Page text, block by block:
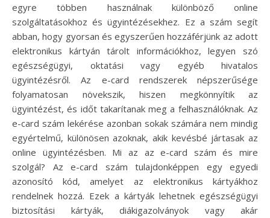
egyre többen használnak különböző online
szolgáltatásokhoz és ügyintézésekhez. Ez a szám segít
abban, hogy gyorsan és egyszerűen hozzáférjünk az adott
elektronikus kártyán tárolt információkhoz, legyen szó
egészségügyi, oktatási vagy egyéb hivatalos
ügyintézésről. Az e-card rendszerek népszerűsége
folyamatosan növekszik, hiszen megkönnyítik az
ügyintézést, és időt takarítanak meg a felhasználóknak. Az
e-card szám lekérése azonban sokak számára nem mindig
egyértelmű, különösen azoknak, akik kevésbé jártasak az
online ügyintézésben. Mi az az e-card szám és mire
szolgál? Az e-card szám tulajdonképpen egy egyedi
azonosító kód, amelyet az elektronikus kártyákhoz
rendelnek hozzá. Ezek a kártyák lehetnek egészségügyi
biztosítási kártyák, diákigazolványok vagy akár